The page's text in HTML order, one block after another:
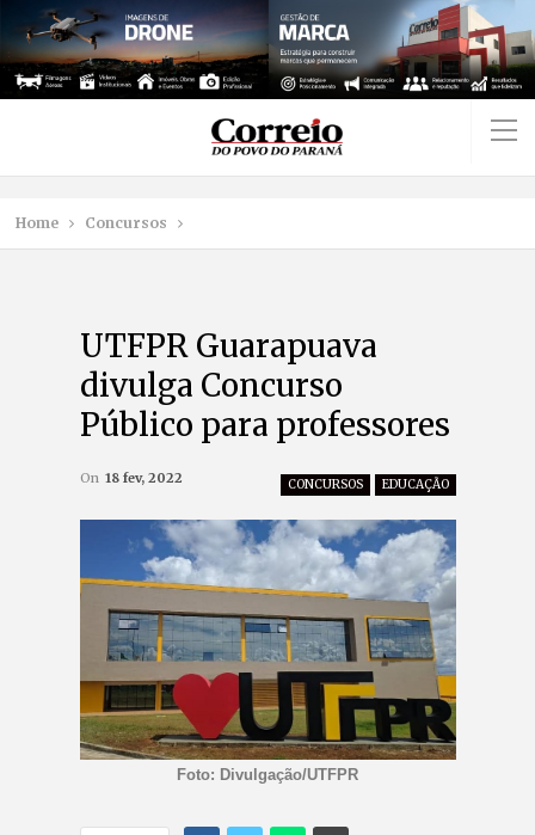
Home Concursos
UTFPR Guarapuava
divulga Concurso
Público para professores
CONCURSOS EDUCAÇÃO
On 18 fev, 2022
Foto: Divulgação/UTFPR